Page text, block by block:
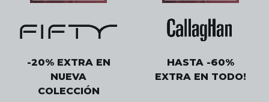
-20% EXTRA EN
NUEVA
COLECCIÓN
HASTA -60%
EXTRA EN TODO!